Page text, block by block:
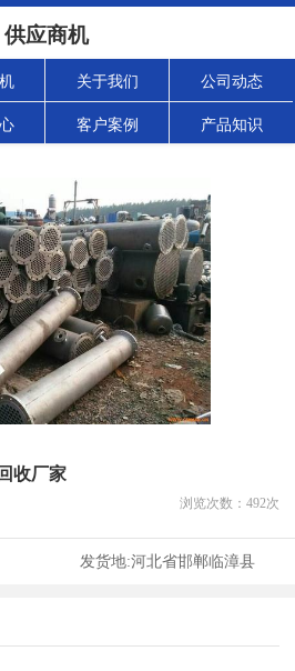
供应商机
关于我们 公司动态
客户案例 产品知识
收厂家
浏览次数： 492次
发货地:河北省邯郸临漳县